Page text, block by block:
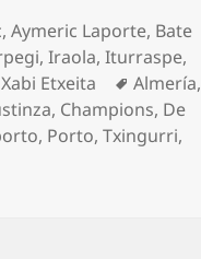
,Aymeric Laporte, Bate
,Iraola,Iturraspe,
Xabi Etxeita Etiquetas
Almería,
, Champions, De
, Porto,Txingurri,